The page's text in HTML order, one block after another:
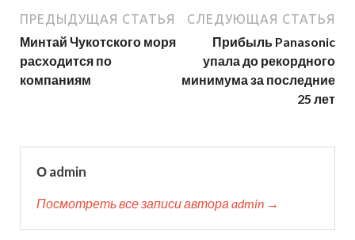
ПРЕДЫДУЩАЯ СТАТЬЯ
Минтай Чукотского моря
расходится по
компаниям
СЛЕДУЮЩАЯ СТАТЬЯ
Прибыль Panasonic
упала до рекордного
минимума за последние
25 лет
О admin
Посмотреть все записи автора admin →